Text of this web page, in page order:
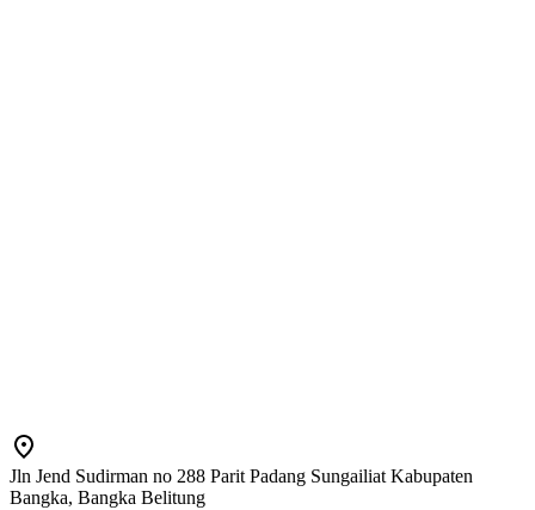
Jln Jend Sudirman no 288 Parit Padang Sungailiat Kabupaten
Bangka, Bangka Belitung